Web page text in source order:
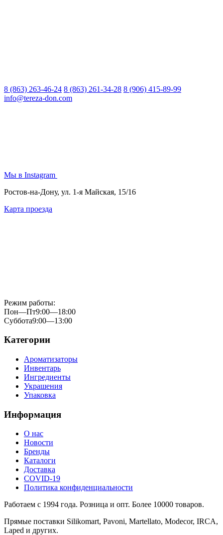
8 (863) 263-46-24 8 (863) 261-34-28 8 (906) 415-89-99
info@tereza-don.com
Мы в Instagram
Ростов-на-Дону, ул. 1-я Майская, 15/16
Карта проезда
Режим работы:
Пон—Пт9:00—18:00
Суббота9:00—13:00
Категории
Ароматизаторы
Инвентарь
Ингредиенты
Украшения
Упаковка
Информация
О нас
Новости
Бренды
Каталоги
Доставка
COVID-19
Политика конфиденциальности
Работаем с 1994 года. Розница и опт. Более 10000 товаров.
Прямые поставки Silikomart, Pavoni, Martellato, Modecor, IRCA,
Laped и других.